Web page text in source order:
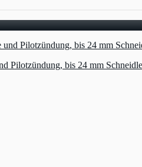
bis 24 mm